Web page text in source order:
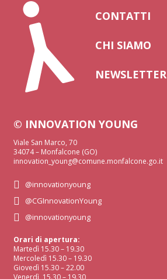
© INNOVATION YOUNG
Viale San Marco, 70
34074 – Monfalcone (GO)
innovation_young@comune.monfalcone.go.it
@innovationyoung
@CGInnovationYoung
@innovationyoung
Orari di apertura:
Martedì 15.30 – 19.30
Mercoledì 15.30 – 19.30
Giovedì 15.30 – 22.00
Venerdì 15.30 – 19.30
CONTATTI
CHI SIAMO
NEWSLETTER